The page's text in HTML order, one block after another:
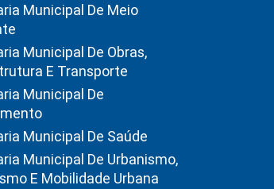
Municipal De Meio
Municipal De Obras,
E Transporte
Municipal De
Municipal De Saúde
Municipal De Urbanismo,
E Mobilidade Urbana